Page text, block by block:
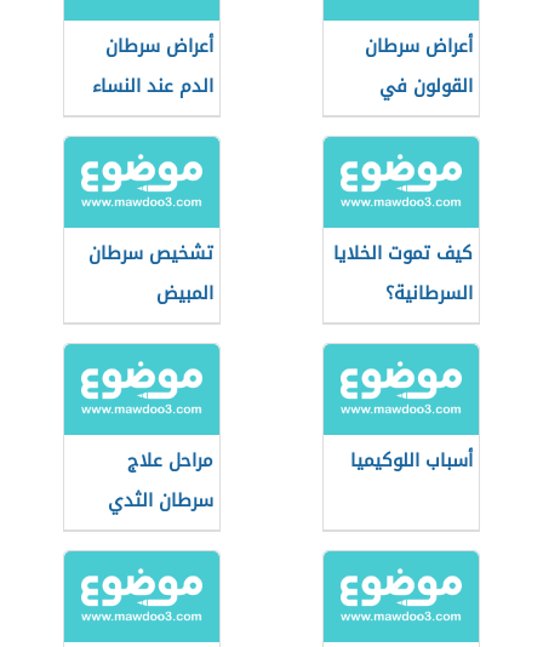
أعراض سرطان
القولون في
بدايته
أعراض سرطان
الدم عند النساء
كيف تموت الخلايا
السرطانية؟
تشخيص سرطان
المبيض
أسباب اللوكيميا
مراحل علاج
سرطان الثدي